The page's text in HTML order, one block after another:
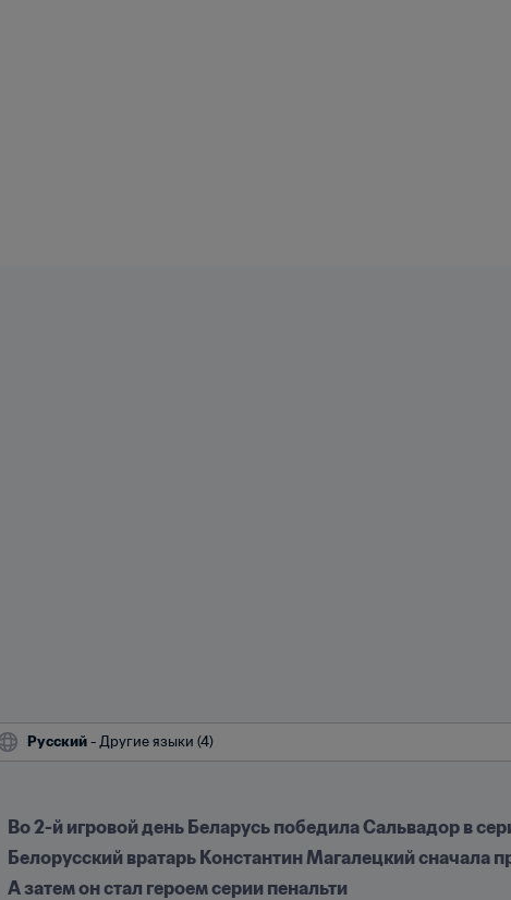
Русский - Другие языки (4)
Во 2-й игровой день Беларусь победила Сальвадор в
Белорусский вратарь Константин Магалецкий сначала
А затем он стал героем серии пенальти